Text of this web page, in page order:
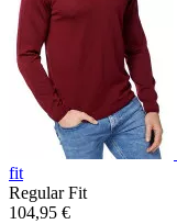
fit
Regular Fit
104,95 €